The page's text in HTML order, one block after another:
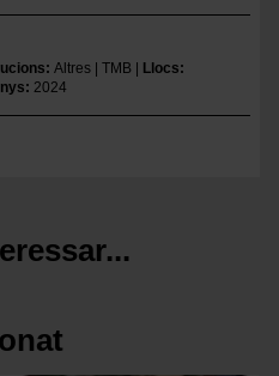
Altres TMB
Llocs
2024